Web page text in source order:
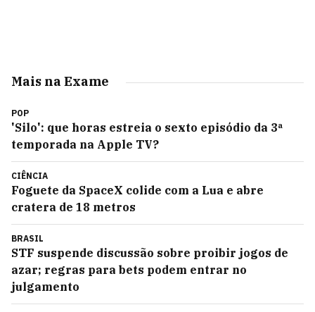
Mais na Exame
POP
'Silo': que horas estreia o sexto episódio da 3ª
temporada na Apple TV?
CIÊNCIA
Foguete da SpaceX colide com a Lua e abre
cratera de 18 metros
BRASIL
STF suspende discussão sobre proibir jogos de
azar; regras para bets podem entrar no
julgamento